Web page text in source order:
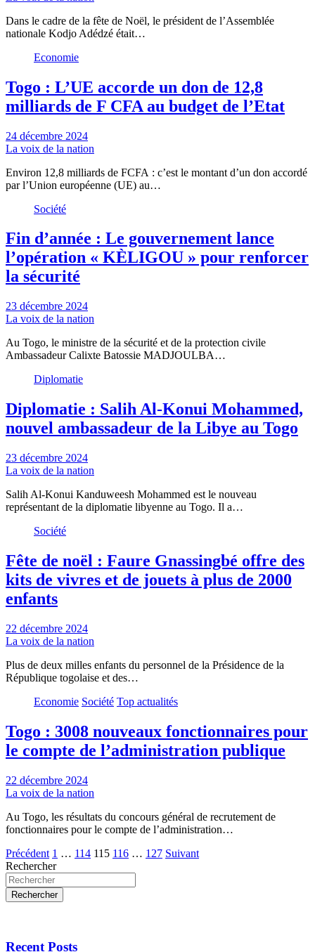
Dans le cadre de la fête de Noël, le président de l’Assemblée
nationale Kodjo Adédzé était…
Economie
Togo : L’UE accorde un don de 12,8
milliards de F CFA au budget de l’Etat
24 décembre 2024
La voix de la nation
Environ 12,8 milliards de FCFA : c’est le montant d’un don accordé
par l’Union européenne (UE) au…
Société
Fin d’année : Le gouvernement lance
l’opération « KÈLIGOU » pour renforcer
la sécurité
23 décembre 2024
La voix de la nation
Au Togo, le ministre de la sécurité et de la protection civile
Ambassadeur Calixte Batossie MADJOULBA…
Diplomatie
Diplomatie : Salih Al-Konui Mohammed,
nouvel ambassadeur de la Libye au Togo
23 décembre 2024
La voix de la nation
Salih Al-Konui Kanduweesh Mohammed est le nouveau
représentant de la diplomatie libyenne au Togo. Il a…
Société
Fête de noël : Faure Gnassingbé offre des
kits de vivres et de jouets à plus de 2000
enfants
22 décembre 2024
La voix de la nation
Plus de deux milles enfants du personnel de la Présidence de la
République togolaise et des…
Economie Société Top actualités
Togo : 3008 nouveaux fonctionnaires pour
le compte de l’administration publique
22 décembre 2024
La voix de la nation
Au Togo, les résultats du concours général de recrutement de
fonctionnaires pour le compte de l’administration…
Pagination
des
publications
Précédent 1 … 114 115 116 … 127 Suivant
Rechercher
Rechercher
Recent Posts